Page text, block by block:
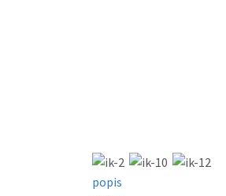
popis